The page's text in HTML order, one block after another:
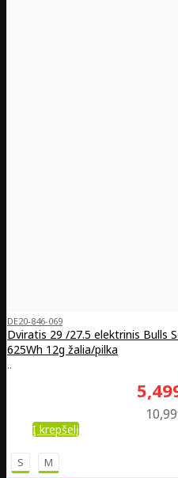
DE20-846-069
Dviratis 29 /27.5 elektrinis Bulls
625Wh 12g žalia/pilka
..
Į krepšelį
S M